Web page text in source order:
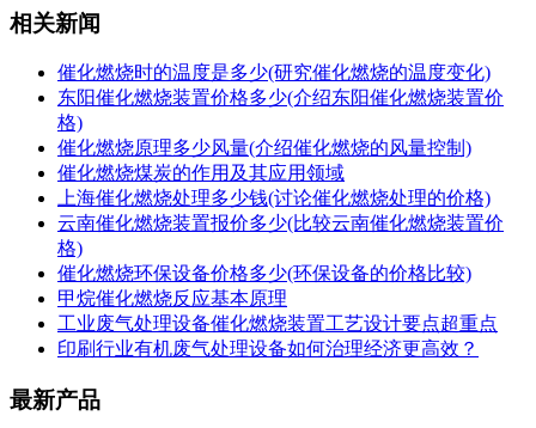
相关新闻
催化燃烧时的温度是多少(研究催化燃烧的温度变化)
东阳催化燃烧装置价格多少(介绍东阳催化燃烧装置价
格)
催化燃烧原理多少风量(介绍催化燃烧的风量控制)
催化燃烧煤炭的作用及其应用领域
上海催化燃烧处理多少钱(讨论催化燃烧处理的价格)
云南催化燃烧装置报价多少(比较云南催化燃烧装置价
格)
催化燃烧环保设备价格多少(环保设备的价格比较)
甲烷催化燃烧反应基本原理
工业废气处理设备催化燃烧装置工艺设计要点超重点
印刷行业有机废气处理设备如何治理经济更高效？
最新产品